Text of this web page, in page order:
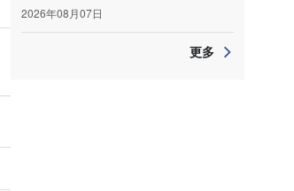
2026年08月07日
更多